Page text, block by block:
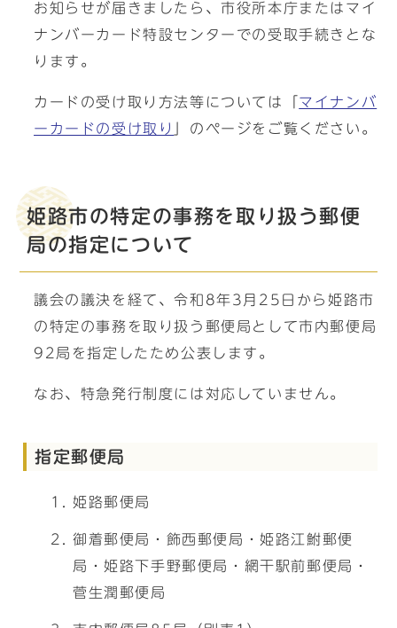
お知らせが届きましたら、市役所本庁またはマイ
ナンバーカード特設センターでの受取手続きとな
ります。
カードの受け取り方法等については「 マイナンバ
ーカードの受け取り
」のページをご覧ください。
姫路市の特定の事務を取り扱う郵便
局の指定について
議会の議決を経て、令和8年3月25日から姫路市
の特定の事務を取り扱う郵便局として市内郵便局
92局を指定したため公表します。
なお、特急発行制度には対応していません。
指定郵便局
姫路郵便局
御着郵便局・飾西郵便局・姫路江鮒郵便
局・姫路下手野郵便局・網干駅前郵便局・
菅生潤郵便局